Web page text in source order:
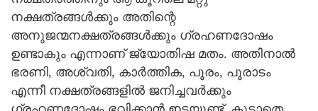
നക്ഷത്രങ്ങൾക്കും അതിന്റെ
അനുജന്മനക്ഷത്രങ്ങൾക്കും ഗ്രഹണദോഷം
ഉണ്ടാകും എന്നാണ് ജ്യോതിഷ മതം. അതിനാൽ
ഭരണി, അശ്വതി, കാർത്തിക, പൂരം, പൂരാടം
എന്നീ നക്ഷത്രങ്ങളിൽ ജനിച്ചവർക്കും